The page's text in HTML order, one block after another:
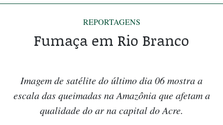
REPORTAGENS
Fumaça em Rio Branco
Imagem de satélite do último dia 06 mostra a
escala das queimadas na Amazônia que afetam a
qualidade do ar na capital do Acre.